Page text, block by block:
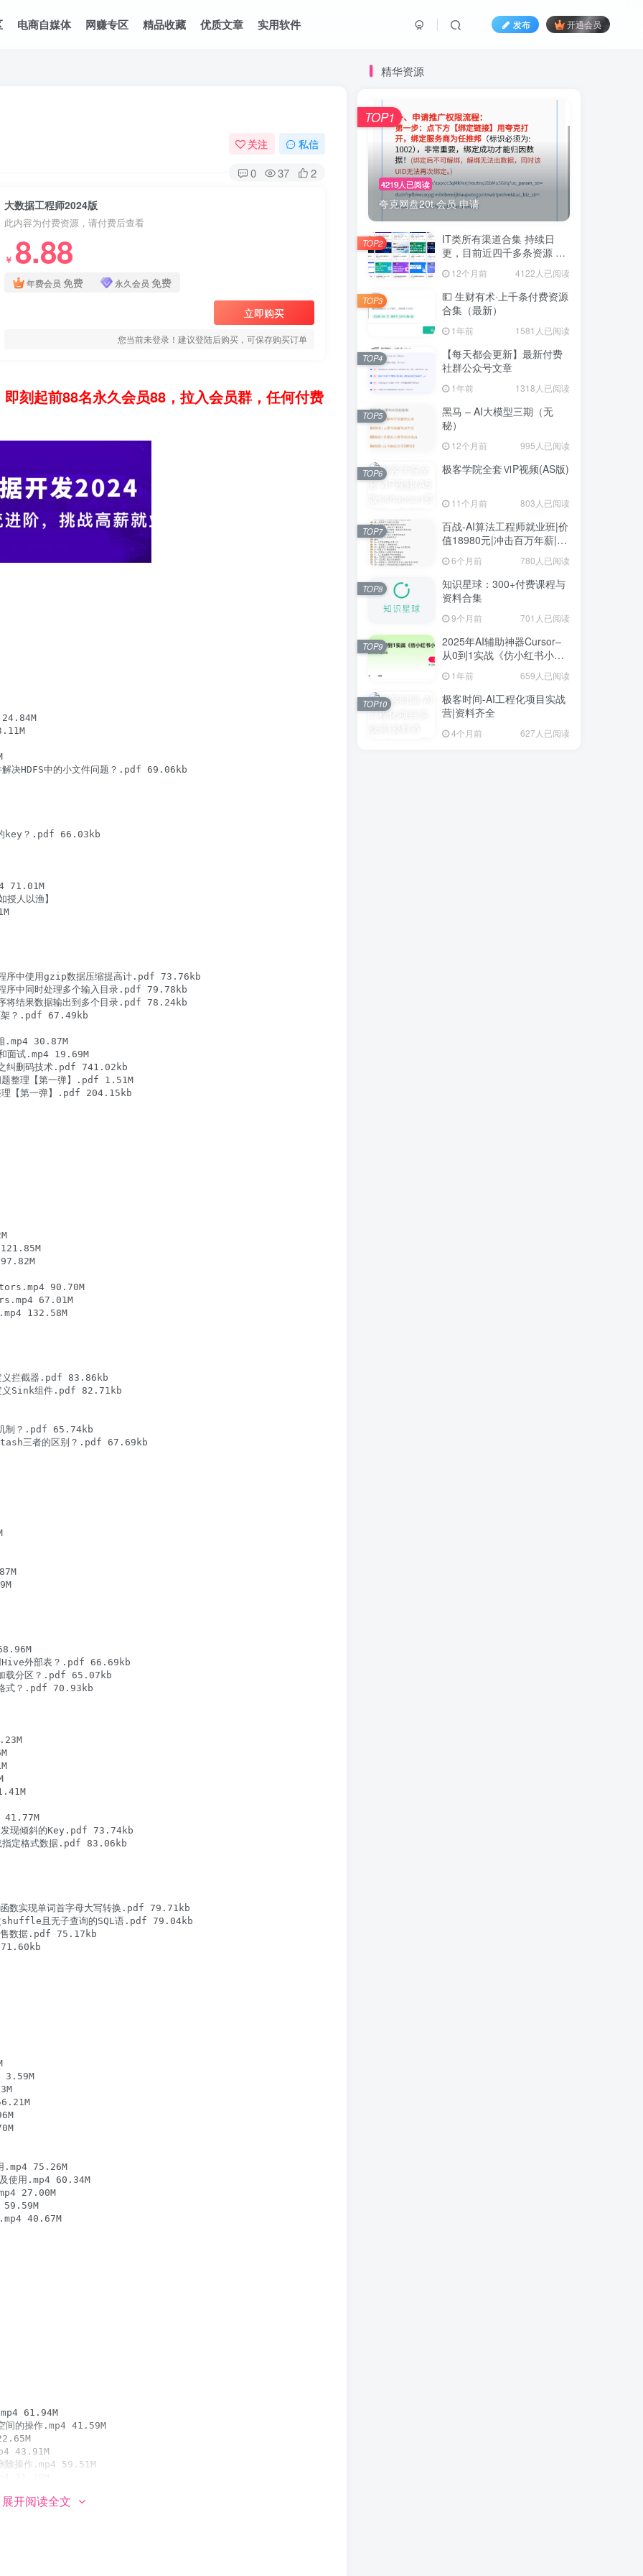
电商自媒体 网赚专区 精品收藏 优质文章 实用软件 发布 开通会员
关注 私信
0 37 2
大数据工程师2024版
此内容为付费资源，请付费后查看
￥ 8.88
年费会员 免费 永久会员 免费
立即购买
您当前未登录！建议登陆后购买，可保存购买订单
刻起前88名永久会员88，拉入会员群，任何付费
展开阅读全文
精华资源
4219人已阅读
夸克网盘20t 会员 申请
TOP1
IT类所有渠道合集 持续日
更，目前近四千多条资源 年
12个月前 4122人已阅读
TOP2
💵 生财有术·上千条付费资源
合集（最新）
1年前 1581人已阅读
TOP3
【每天都会更新】最新付费
社群公众号文章
1年前 1318人已阅读
TOP4
黑马 – AI大模型三期（无
秘）
12个月前 995人已阅读
TOP5
极客学院全套ⅥP视频(AS版)
11个月前 803人已阅读
TOP6
百战-AI算法工程师就业班|价
值18980元|冲击百万年薪|完
结无秘
6个月前 780人已阅读
TOP7
知识星球：300+付费课程与
资料合集
9个月前 701人已阅读
TOP8
2025年AI辅助神器Cursor–
从0到1实战《仿小红书小程
序》1年前 659人已阅读
TOP9
极客时间-AI工程化项目实战
营|资料齐全
4个月前 627人已阅读
TOP10